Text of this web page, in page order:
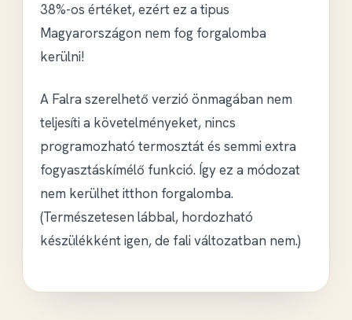
38%-os értéket, ezért ez a tipus
Magyarországon nem fog forgalomba
kerülni!
A Falra szerelhető verzió önmagában nem
teljesítia követelményeket, nincs
programozható termosztát és semmi extra
fogyasztáskímélő funkció. Így ez a módozat
nem kerülhet itthon forgalomba.
(Természetesen lábbal, hordozható
készülékként igen, de fali változatban nem.)